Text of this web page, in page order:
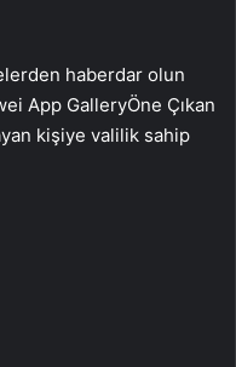
haberdar olun
Öne Çıkan
kişiye valilik sahip